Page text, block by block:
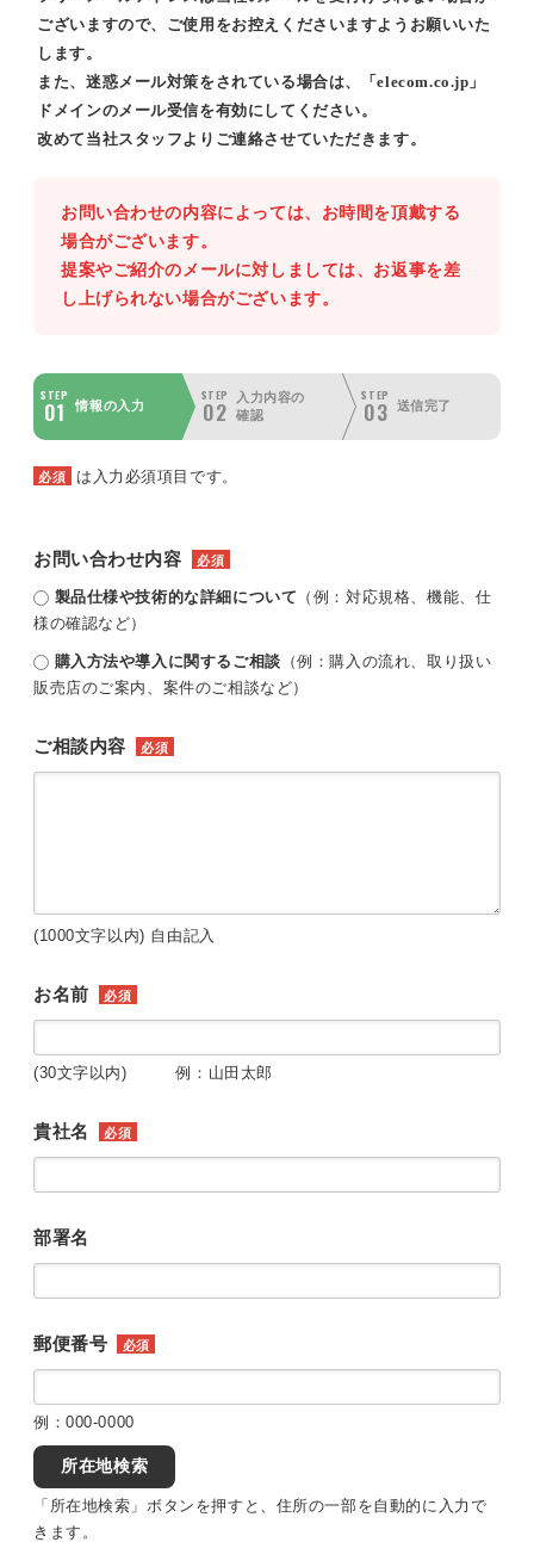
ございますので、ご使用をお控えくださいますようお願いいた
します。
また、迷惑メール対策をされている場合は、「elecom.co.jp」
ドメインのメール受信を有効にしてください。
改めて当社スタッフよりご連絡させていただきます。
お問い合わせの内容によっては、お時間を頂戴する
場合がございます。
提案やご紹介のメールに対しましては、お返事を差
し上げられない場合がございます。
STEP
01 情報の入力
STEP
02
入力内容の
確認
STEP
03 送信完了
必須 は入力必須項目です。
お問い合わせ内容 必須
製品仕様や技術的な詳細について （例：対応規格、機能、仕
様の確認など）
購入方法や導入に関するご相談 （例：購入の流れ、取り扱い
販売店のご案内、案件のご相談など）
ご相談内容 必須
(1000文字以内) 自由記入
お名前 必須
(30文字以内) 例：山田太郎
貴社名 必須
部署名
郵便番号 必須
例：000-0000
所在地検索
「所在地検索」ボタンを押すと、住所の一部を自動的に入力で
きます。